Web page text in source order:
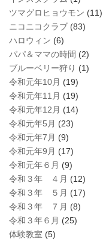
ツマグロヒョウモン (11)
ニコニコクラブ (83)
ハロウィン (6)
パパ＆ママの時間 (2)
ブルーベリー狩り (1)
令和元年10月 (19)
令和元年11月 (19)
令和元年12月 (14)
令和元年5月 (23)
令和元年7月 (9)
令和元年9月 (17)
令和元年６月 (9)
令和３年 ４月 (12)
令和３年 ５月 (17)
令和３年 ７月 (8)
令和３年６月 (25)
体験教室 (5)